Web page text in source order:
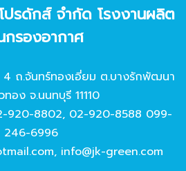
ปรดักส์ จํากัด โรงงานผลิต
กรองอากาศ
ถ.จันทร์ทองเอี่ยม ต.บางรักพัฒนา
ทอง จ.นนทบุรี 11110
920-8802, 02-920-8588 099-
246-6996
, info@jk-green.com